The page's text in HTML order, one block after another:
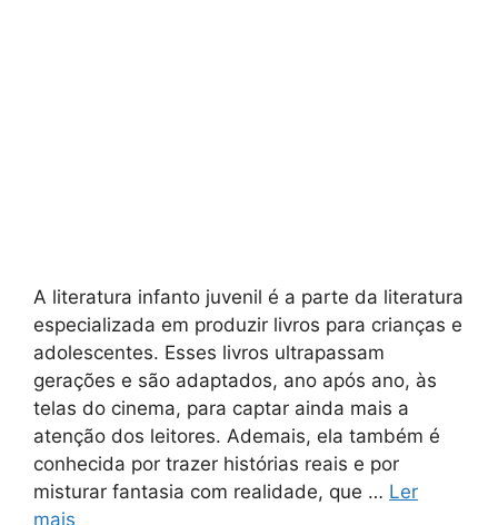
A literatura infanto juvenil é a parte da literatura
especializada em produzir livros para crianças e
adolescentes. Esses livros ultrapassam
gerações e são adaptados, ano após ano, às
telas do cinema, para captar ainda mais a
atenção dos leitores. Ademais, ela também é
conhecida por trazer histórias reais e por
misturar fantasia com realidade, que … Ler
mais